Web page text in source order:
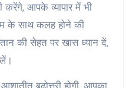
करेंगे, आपके व्यापार में भी
के साथ कलह होने की
की सेहत पर खास ध्यान दें,